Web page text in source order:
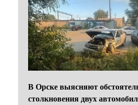
В Орске выясняют
столкновения двух